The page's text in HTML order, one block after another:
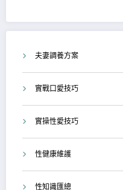
夫妻調養方案
實戰口愛技巧
實操性愛技巧
性健康維護
性知識匯總